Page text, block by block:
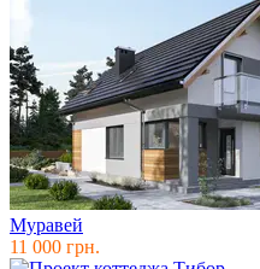
Муравей
11 000 грн.